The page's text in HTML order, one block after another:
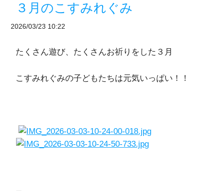
３月のこすみれぐみ
2026/03/23 10:22
たくさん遊び、たくさんお祈りをした３月
こすみれぐみの子どもたちは元気いっぱい！！